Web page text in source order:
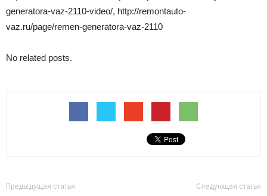
generatora-vaz-2110-video/, http://remontauto-
vaz.ru/page/remen-generatora-vaz-2110
No related posts.
Предыдущая статья Следующая статья